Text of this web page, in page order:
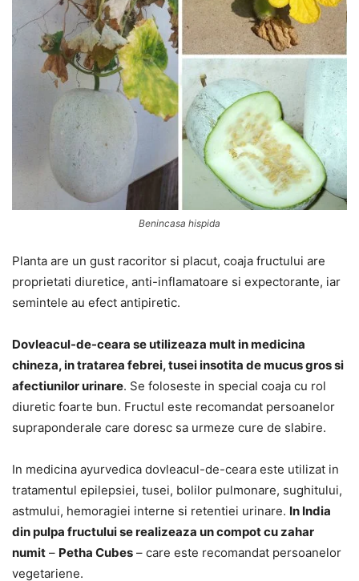
Benincasa hispida
Planta are un gust racoritor si placut, coaja fructului are
proprietati diuretice, anti-inflamatoare si expectorante, iar
semintele au efect antipiretic.
Dovleacul-de-ceara se utilizeaza mult in medicina
chineza, in tratarea febrei, tusei insotita de mucus gros si
afectiunilor urinare. Se foloseste in special coaja cu rol
diuretic foarte bun. Fructul este recomandat persoanelor
supraponderale care doresc sa urmeze cure de slabire.
In medicina ayurvedica dovleacul-de-ceara este utilizat in
tratamentul epilepsiei, tusei, bolilor pulmonare, sughitului,
astmului, hemoragiei interne si retentiei urinare. In India
din pulpa fructului se realizeaza un compot cu zahar
numit – Petha Cubes – care este recomandat persoanelor
vegetariene.